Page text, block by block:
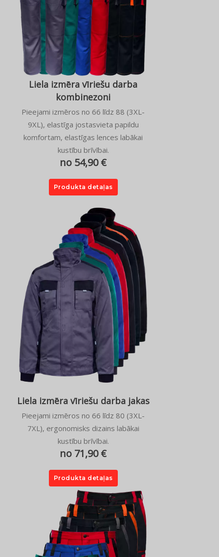
Liela izmēra vīriešu darba
kombinezoni
Pieejami izmēros no 66 līdz 88 (3XL-
9XL), elastīga jostasvieta papildu
komfortam, elastīgas lences labākai
kustību brīvībai.
no 54,90 €
Produkta detaļas
Liela izmēra vīriešu darba jakas
Pieejami izmēros no 66 līdz 80 (3XL-
7XL), ergonomisks dizains labākai
kustību brīvībai.
no 71,90 €
Produkta detaļas